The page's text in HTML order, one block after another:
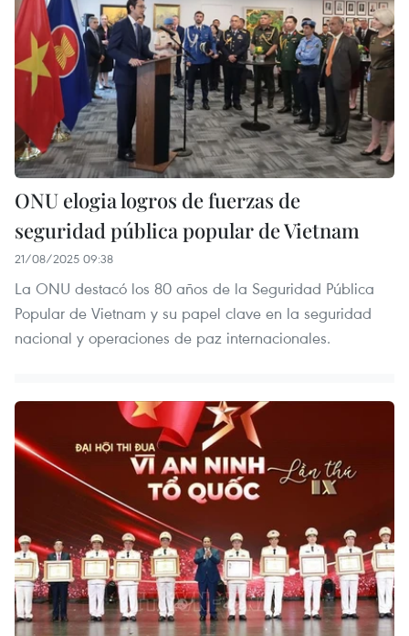
ONU elogia logros de fuerzas de
seguridad pública popular de Vietnam
21/08/2025 09:38
La ONU destacó los 80 años de la Seguridad Pública
Popular de Vietnam y su papel clave en la seguridad
nacional y operaciones de paz internacionales.